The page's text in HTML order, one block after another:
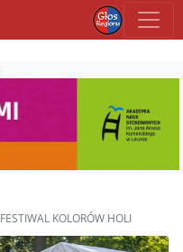
FESTIWAL KOLORÓW HOLI